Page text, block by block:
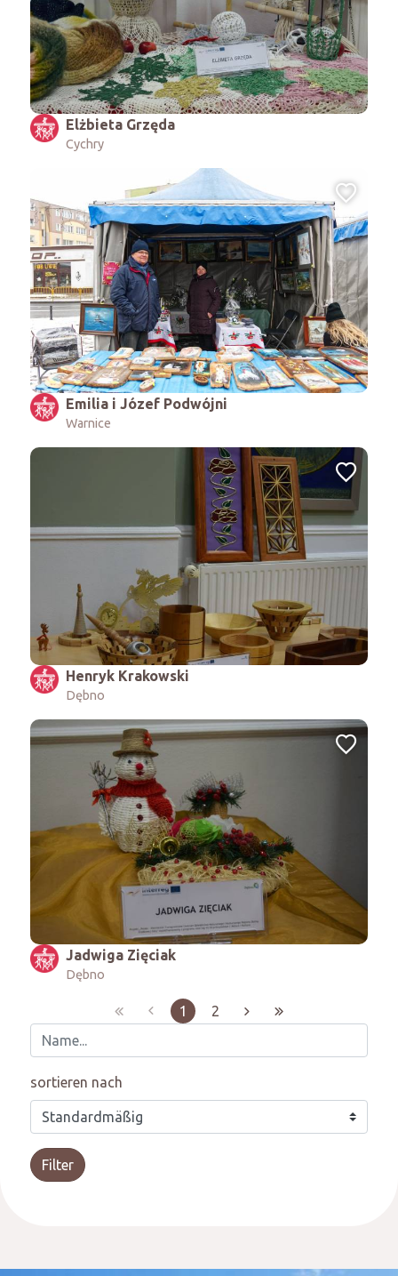
Elżbieta Grzęda
Cychry
Emilia i Józef Podwójni
Warnice
Henryk Krakowski
Dębno
Jadwiga Zięciak
Dębno
1 2
sortieren nach
Filter